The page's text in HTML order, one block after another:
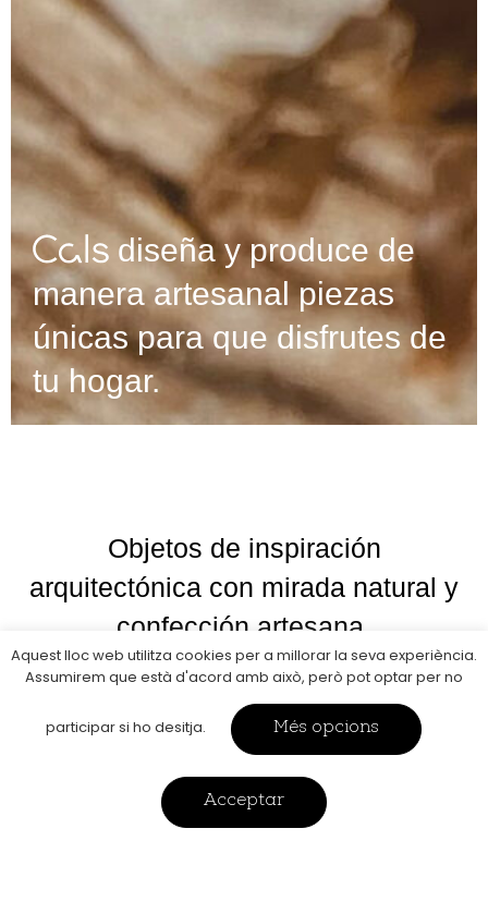
diseña y produce de
manera artesanal piezas
únicas para que disfrutes de
tu hogar.
Objetos de inspiración
arquitectónica con mirada natural y
confección artesana.
productos
Aquest lloc web utilitza cookies per a millorar la seva experiència.
Assumirem que està d'acord amb això, però pot optar per no
participar si ho desitja. Més opcions
Acceptar